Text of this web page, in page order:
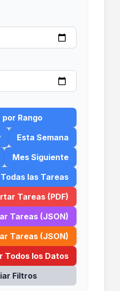
Rango
Esta Semana
Mes Siguiente
Todas las Tareas
Tareas (PDF)
Tareas (JSON)
Tareas (JSON)
Todos los Datos
Filtros